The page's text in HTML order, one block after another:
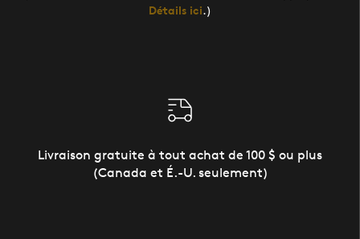
Détails ici.)
Livraison gratuite à tout achat de 100 $ ou plus
(Canada et É.-U. seulement)